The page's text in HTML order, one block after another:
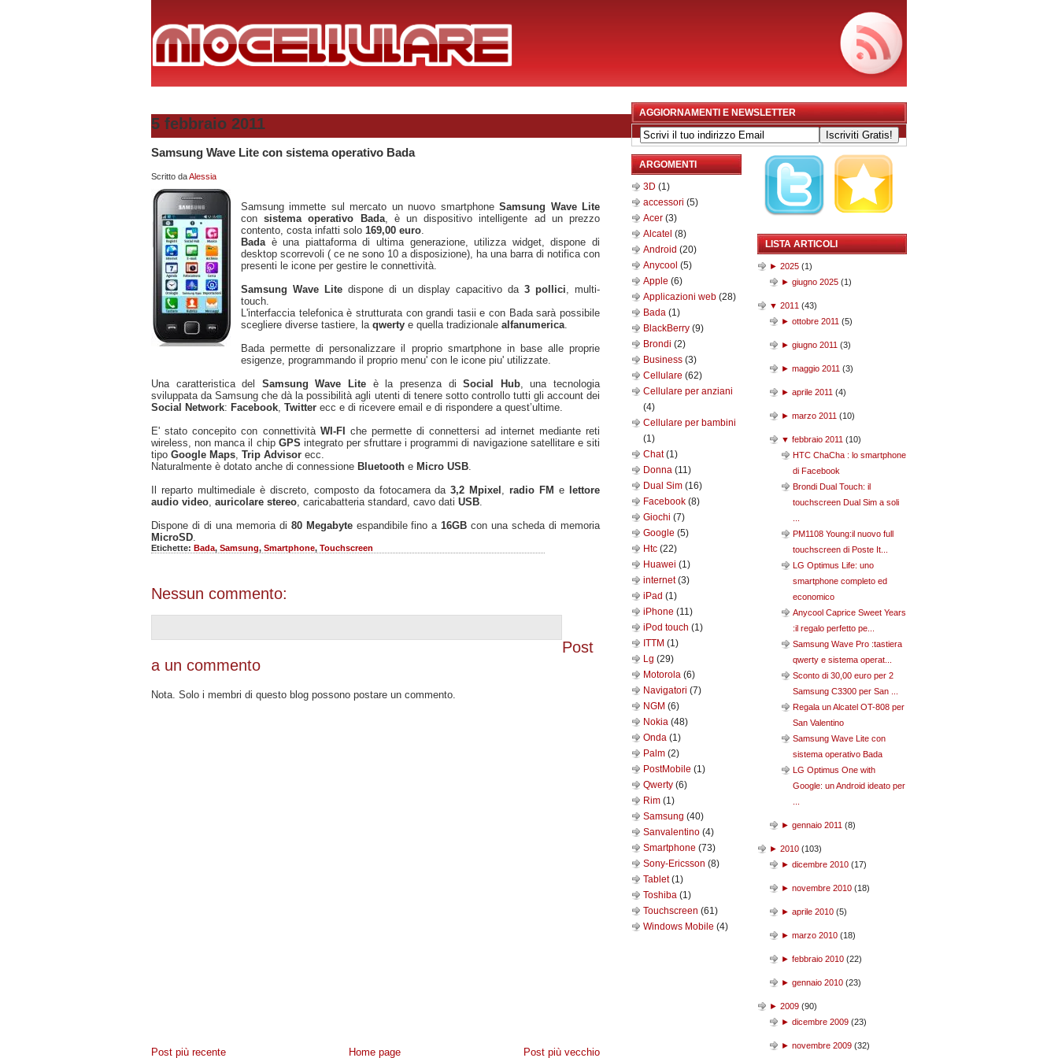
5 febbraio 2011
Samsung Wave Lite con sistema operativo Bada
Scritto daAlessia
Samsung immette sul mercato un nuovo smartphoneSamsung Wave Lite
consistema operativo Bada, è un dispositivo intelligente ad un prezzo
contento, costa infatti solo 169,00 euro
Bada è una piattaforma di ultima generazione, utilizza widget, dispone di
desktop scorrevoli ( ce ne sono 10 a disposizione), ha una barra di notifica con
presenti le icone per gestire le connettività.
Samsung Wave Litedispone di un display capacitivo da3 pollici , multi-
touch.
L'interfaccia telefonica è strutturata con grandi tasii e con Bada sarà possibile
scegliere diverse tastiere, la qwerty e quella tradizionale alfanumerica
Bada permette di personalizzare il proprio smartphone in base alle proprie
esigenze, programmando il proprio menu' con le icone piu' utilizzate.
Una caratteristica del Samsung Wave Lite è la presenza diSocial Hub, una tecnologia
sviluppata da Samsung che dà la possibilità agli utenti di tenere sotto controllo tutti gli account dei
Social Network: Facebook Twitter ecc e di ricevere email e di rispondere a quest’ultime.
E' stato concepito con connettività WI-FI che permette di connettersi ad internet mediante reti
wireless, non manca il chip GPS integrato per sfruttare i programmi di navigazione satellitare e siti
tipo Google Maps Trip Advisor ecc.
Naturalmente è dotato anche di connessione Bluetooth e Micro USB
Il reparto multimediale è discreto, composto da fotocamera da 3,2 Mpixel ,radio FM e lettore
audio video auricolare stereo , caricabatteria standard, cavo dati USB
Dispone di di una memoria di 80 Megabyteespandibile fino a 16GB con una scheda di memoria
MicroSD
Etichette: Bada, Samsung, Smartphone, Touchscreen
Nessun commento:
Post
a un commento
Nota. Solo i membri di questo blog possono postare un commento.
Post più recente Post più vecchio
Home page
AGGIORNAMENTI E NEWSLETTER
ARGOMENTI
3D (1)
accessori (5)
Acer (3)
Alcatel (8)
Android (20)
Anycool (5)
Apple (6)
Applicazioni web (28)
Bada (1)
BlackBerry (9)
Brondi (2)
Business (3)
Cellulare (62)
Cellulare per anziani
(4)
Cellulare per bambini
(1)
Chat(1)
Donna (11)
Dual Sim (16)
Facebook (8)
Giochi (7)
Google (5)
Htc (22)
Huawei (1)
internet(3)
iPad (1)
iPhone (11)
iPod touch (1)
ITTM (1)
Lg (29)
Motorola (6)
Navigatori (7)
NGM (6)
Nokia (48)
Onda (1)
Palm (2)
PostMobile (1)
Qwerty (6)
Rim (1)
Samsung (40)
Sanvalentino (4)
Smartphone (73)
Sony-Ericsson (8)
Tablet(1)
Toshiba (1)
Touchscreen (61)
Windows Mobile (4)
LISTA ARTICOLI
► 2025 (1)
► giugno 2025 (1)
▼ 2011 (43)
► ottobre 2011 (5)
► giugno 2011 (3)
► maggio 2011 (3)
► aprile 2011 (4)
► marzo 2011 (10)
▼ febbraio 2011 (10)
HTC ChaCha : lo smartphone
di Facebook
Brondi Dual Touch: il
touchscreen Dual Sim a soli
PM1108 Young:il nuovo full
touchscreen di Poste It...
LG Optimus Life: uno
smartphone completo ed
economico
Anycool Caprice Sweet Years
:il regalo perfetto pe...
Samsung Wave Pro :tastiera
qwerty e sistema operat...
Sconto di 30,00 euro per 2
Samsung C3300 per San ...
Regala un Alcatel OT-808 per
San Valentino
Samsung Wave Lite con
sistema operativo Bada
LG Optimus One with
Google: un Android ideato per
► gennaio 2011 (8)
► 2010 (103)
► dicembre 2010 (17)
► novembre 2010 (18)
► aprile 2010 (5)
► marzo 2010 (18)
► febbraio 2010 (22)
► gennaio 2010 (23)
► 2009 (90)
► dicembre 2009 (23)
► novembre 2009 (32)